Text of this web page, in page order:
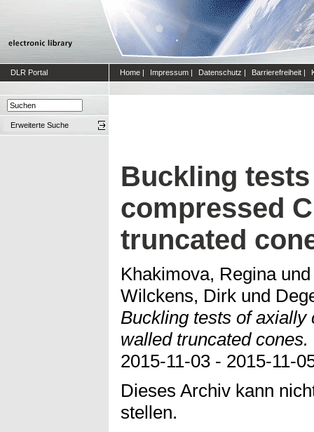
DLR Portal Home | Impressum | Datenschutz | Barrierefreiheit |
Erweiterte Suche
Buckling
compressed
truncated
Khakimova, Regina
Wilckens, Dirk und
Buckling tests of
walled truncated cones.
2015-11-03 - 2015-11-
Dieses Archiv kann
stellen.